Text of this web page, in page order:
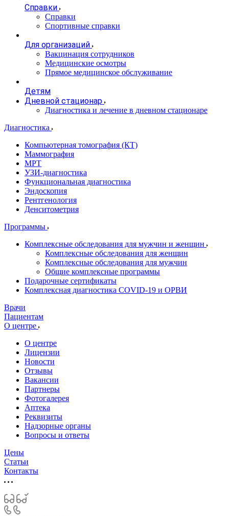
Справки
Справки
Спортивные справки
Для организаций
Вакцинация сотрудников
Медицинские осмотры
Прямое медицинское обслуживание
Детям
Дневной стационар
Диагностика и лечение в дневном стационаре
Диагностика
Компьютерная томография (КТ)
Маммография
МРТ
УЗИ-диагностика
Функциональная диагностика
Эндоскопия
Рентгенология
Денситометрия
Программы
Комплексные обследования для мужчин и женщин
Комплексные обследования для женщин
Комплексные обследования для мужчин
Общие комплексные программы
Подарочные сертификаты
Комплексная диагностика COVID-19 и ОРВИ
Врачи
Пациентам
О центре
О центре
Лицензии
Новости
Отзывы
Вакансии
Партнеры
Фотогалерея
Аптека
Реквизиты
Надзорные органы
Вопросы и ответы
Цены
Статьи
Контакты